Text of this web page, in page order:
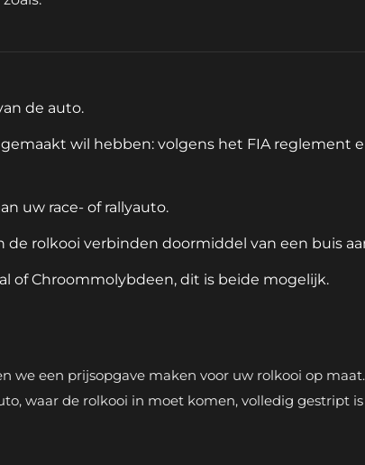
de auto.
wil hebben: volgens het FIA reglement
uw race- of rallyauto.
rolkooi verbinden doormiddel van een buis
of Chroommolybdeen, dit is beide mogelijk.
we een prijsopgave maken voor uw rolkooi op
waar de rolkooi in moet komen, volledig gestript